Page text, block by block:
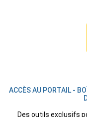
ACCÈS AU PORTAIL -
Des outils exclusifs